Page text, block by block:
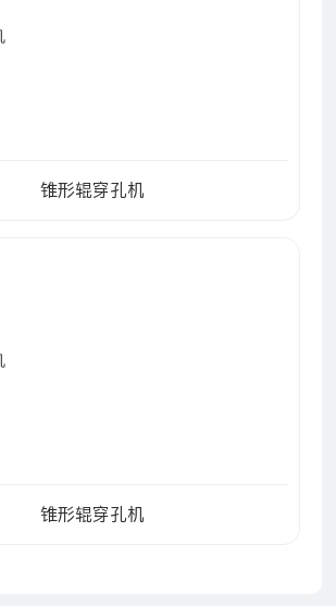
锥形辊穿孔机
锥形辊穿孔机